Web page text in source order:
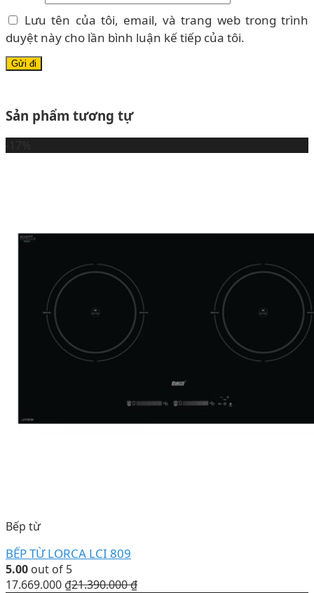
Lưu tên của tôi, email, và trang web trong trình
duyệt này cho lần bình luận kế tiếp của tôi.
Sản phẩm tương tự
Bếp từ
BẾP TỪ LORCA LCI 809
5.00 out of 5
17.669.000 ₫21.390.000₫